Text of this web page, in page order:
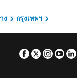
Bangkok Hotel
ง
กรุงเทพฯ
Facebook
Twitter